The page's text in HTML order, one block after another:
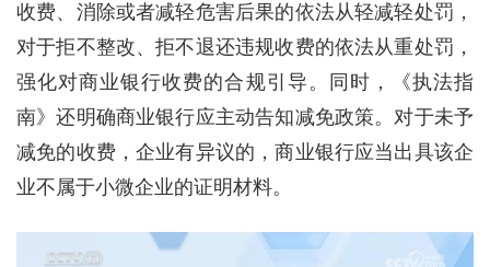
收费、消除或者减轻危害后果的依法从轻减轻处罚，
对于拒不整改、拒不退还违规收费的依法从重处罚，
强化对商业银行收费的合规引导。同时，《执法指
南》还明确商业银行应主动告知减免政策。对于未予
减免的收费，企业有异议的，商业银行应当出具该企
业不属于小微企业的证明材料。